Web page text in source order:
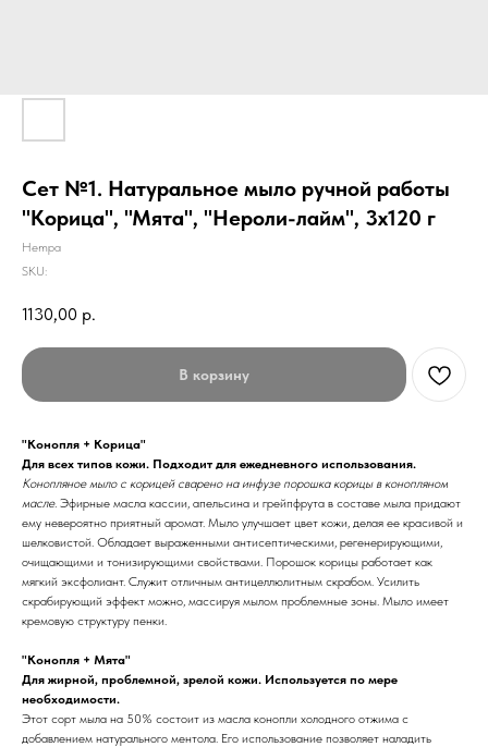
Сет №1. Натуральное мыло ручной работы
"Корица", "Мята", "Нероли-лайм", 3х120 г
Hempa
SKU:
1130,00 р.
В корзину
"Конопля + Корица"
Для всех типов кожи. Подходит для ежедневного использования.
Конопляное мыло с корицей сварено на инфузе порошка корицы в конопляном
масле. Эфирные масла кассии, апельсина и грейпфрута в составе мыла придают
ему невероятно приятный аромат. Мыло улучшает цвет кожи, делая ее красивой и
шелковистой. Обладает выраженными антисептическими, регенерирующими,
очищающими и тонизирующими свойствами. Порошок корицы работает как
мягкий эксфолиант. Служит отличным антицеллюлитным скрабом. Усилить
скрабирующий эффект можно, массируя мылом проблемные зоны. Мыло имеет
кремовую структуру пенки.
"Конопля + Мята"
Для жирной, проблемной, зрелой кожи. Используется по мере
необходимости.
Этот сорт мыла на 50% состоит из масла конопли холодного отжима с
добавлением натурального ментола. Его использование позволяет наладить